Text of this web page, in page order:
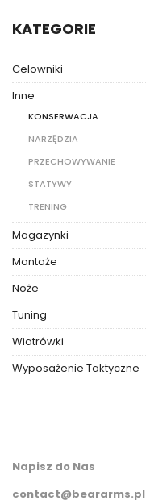
KATEGORIE
Celowniki
Inne
KONSERWACJA
NARZĘDZIA
PRZECHOWYWANIE
STATYWY
TRENING
Magazynki
Montaże
Noże
Tuning
Wiatrówki
Wyposażenie Taktyczne
Napisz do Nas
contact@beararms.pl